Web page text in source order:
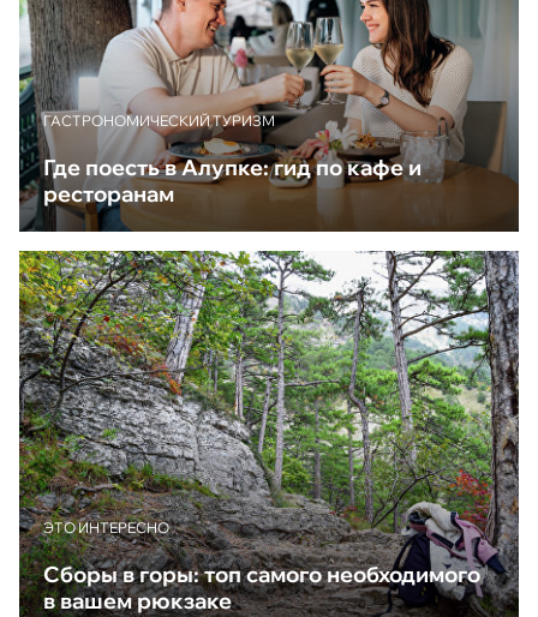
ГАСТРОНОМИЧЕСКИЙ ТУРИЗМ
Где поесть в Алупке: гид по кафе и
ресторанам
ЭТО ИНТЕРЕСНО
Сборы в горы: топ самого необходимого
в вашем рюкзаке